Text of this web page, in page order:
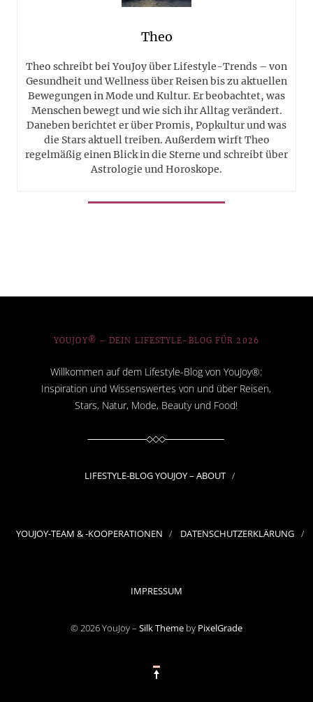
Theo
Theo schreibt bei YouJoy über Lifestyle-Trends – von
Gesundheit und Wellness über Reisen bis zu aktuellen
Bewegungen in Mode und Kultur. Er beobachtet, was
Menschen bewegt und wie sich ihr Alltag verändert.
Daneben berichtet er über Promis, Popkultur und was
die Stars aktuell treiben. Außerdem wirft Theo
regelmäßig einen Blick in die Sterne und schreibt über
Astrologie und Horoskope.
YOUJOY® – DEIN LIFESTYLE-BLOG FÜR 2026
Willkommen auf dem Lifestyle-Blog von YouJoy®:
Inspiration und Wissenswertes von und über Reisen,
Stars, Natur, Mode, Beauty und Food!
LIFESTYLE-BLOG YOUJOY – ABOUT
YOUJOY-TEAM & -KOOPERATIONEN DATENSCHUTZERKLÄRUNG
IMPRESSUM
© 2026 YouJoy – Silk Theme by PixelGrade